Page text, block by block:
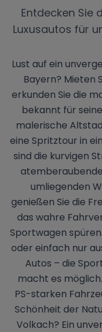
Entdecken Sie
Luxusautos für
Lust auf ein
Bayern? Mieten
erkunden Sie die
bekannt für
malerische
eine Spritztour in
sind die kurvigen
umliegenden
genießen Sie die
das wahre
Sportwagen
oder einfach nur
Autos – die
macht es
PS-starken
Schönheit der
Volkach? Ein